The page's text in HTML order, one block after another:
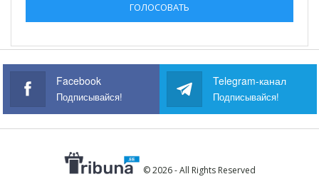
ГОЛОСОВАТЬ
Facebook
Подписывайся!
Telegram-канал
Подписывайся!
© 2026 - All Rights Reserved